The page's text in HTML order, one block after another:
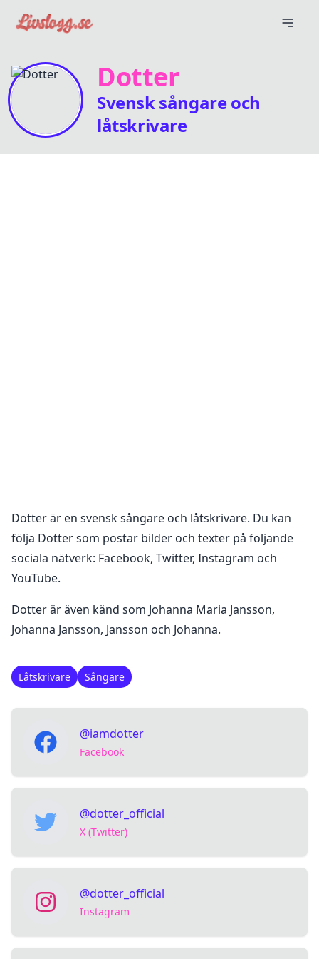
Dotter
Svensk sångare och
låtskrivare
Dotterär en svensk sångare och låtskrivare. Du kan
följa Dottersom postar bilder och texter på följande
sociala nätverk: Facebook, Twitter, Instagram och
YouTube.
Dotter är även känd som Johanna Maria Jansson,
Johanna Jansson, Jansson och Johanna.
Låtskrivare Sångare
@iamdotter
Facebook
@dotter_official
X (Twitter)
@dotter_official
Instagram